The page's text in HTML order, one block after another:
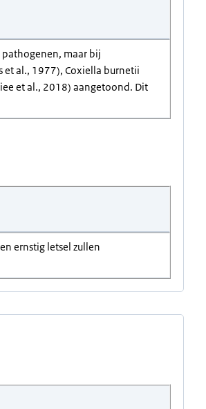
maar bij
et al., 1977), Coxiella burnetii
et al., 2018) aangetoond. Dit
ernstig letsel zullen